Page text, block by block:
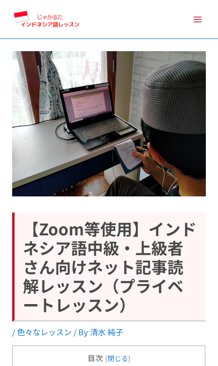
を
【Zoom等使用】インド
ネシア語中級・上級者
さん向けネット記事読
解レッスン（プライベ
ートレッスン）
/色々なレッスン / By清水 純子
目次 [閉じる]